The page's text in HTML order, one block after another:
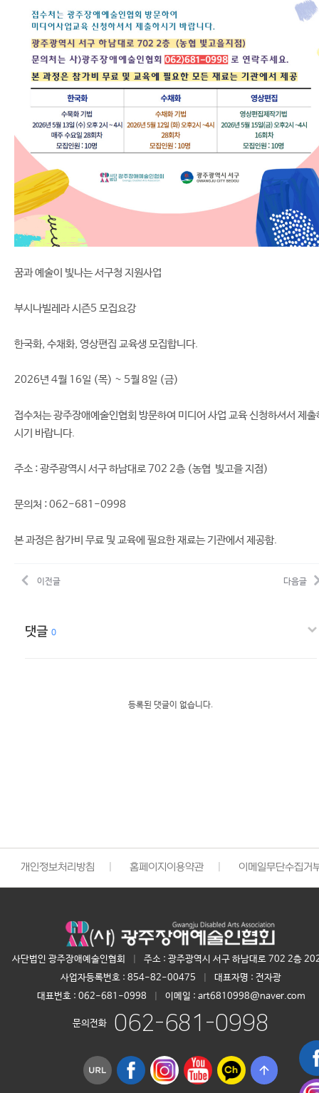
꿈과 예술이 빛나는 서구청 지원사업
부시나빌레라 시즌5 모집요강
한국화, 수채화, 영상편집 교육생 모집합니다.
2026년 4월 16일 (목) ~ 5월 8일 (금)
접수처는 광주장애예술인협회 방문하여 미디어 사업 교육 신청하셔서 제출
시기 바랍니다.
주소 : 광주광역시 서구 하남대로 702 2층 (농협 빛고을 지점)
문의처 : 062-681-0998
본 과정은 참가비 무료 및 교육에 필요한 재료는 기관에서 제공함.
이전글 다음글
댓글 0
등록된 댓글이 없습니다.
개인정보처리방침 홈페이지이용약관 이메일무단수집거
사단법인 광주장애예술인협회
주소 : 광주광역시 서구 하남대로 702 2층
사업자등록번호 : 854-82-00475 대표자명 : 전자광
대표번호 : 062-681-0998 이메일 : art6810998@naver.com
문의전화 062-681-0998
arrow_upward